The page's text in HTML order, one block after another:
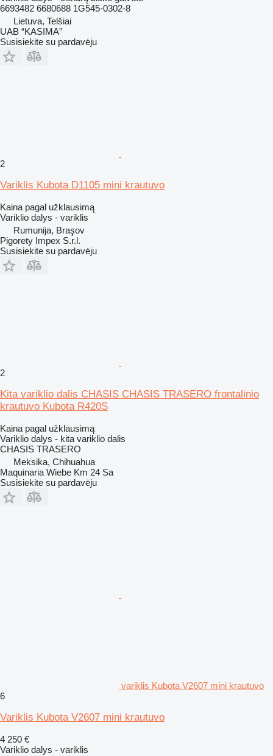
6693482 6680688 1G545-0302-8
Lietuva, Telšiai
UAB “KASIMA”
Susisiekite su pardavėju
2
Variklis Kubota D1105 mini krautuvo
Kaina pagal užklausimą
Variklio dalys - variklis
Rumunija, Braşov
Pigorety Impex S.r.l.
Susisiekite su pardavėju
2
Kita variklio dalis CHASIS CHASIS TRASERO frontalinio
krautuvo Kubota R420S
Kaina pagal užklausimą
Variklio dalys - kita variklio dalis
CHASIS TRASERO
Meksika, Chihuahua
Maquinaria Wiebe Km 24 Sa
Susisiekite su pardavėju
variklis Kubota V2607 mini krautuvo
6
Variklis Kubota V2607 mini krautuvo
4 250 €
Variklio dalys - variklis